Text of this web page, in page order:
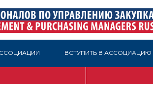
ВСТУПИТЬ В АССОЦИАЦИЮ